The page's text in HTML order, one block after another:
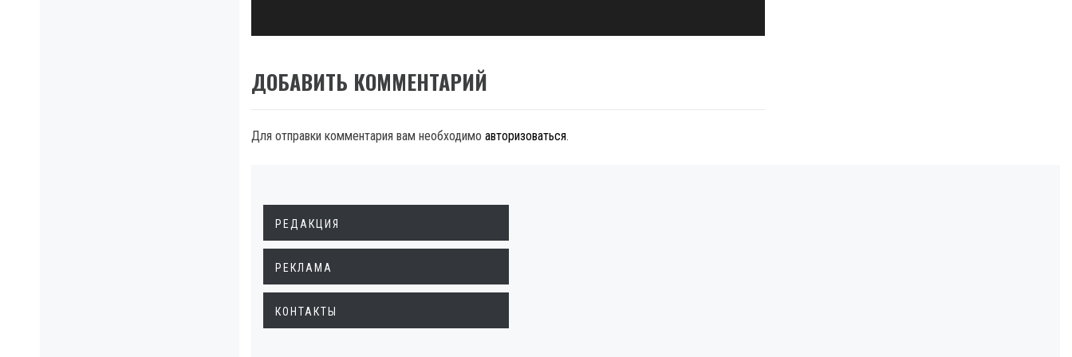
ДОБАВИТЬ КОММЕНТАРИЙ
Для отправки комментария вам необходимо авторизоваться.
РЕДАКЦИЯ
РЕКЛАМА
КОНТАКТЫ